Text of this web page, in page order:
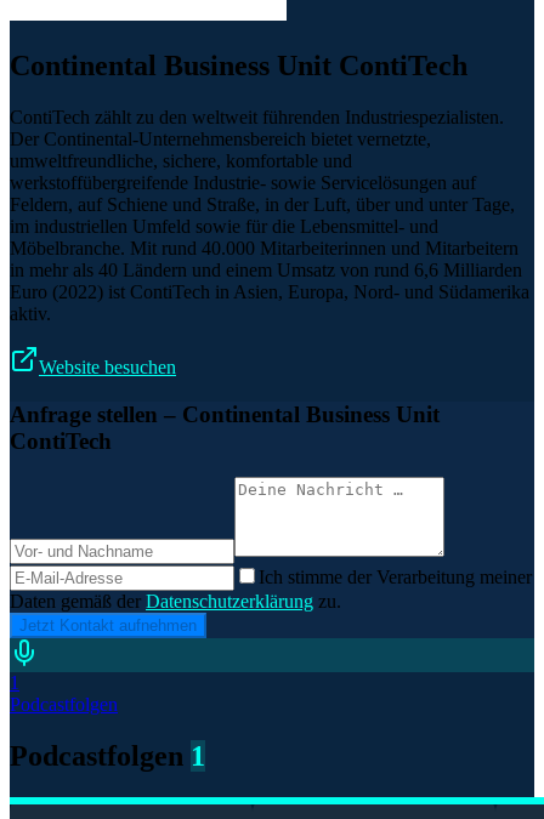
Continental Business Unit ContiTech
ContiTech zählt zu den weltweit führenden Industriespezialisten.
Der Continental-Unternehmensbereich bietet vernetzte,
umweltfreundliche, sichere, komfortable und
werkstoffübergreifende Industrie- sowie Servicelösungen auf
Feldern, auf Schiene und Straße, in der Luft, über und unter Tage,
im industriellen Umfeld sowie für die Lebensmittel- und
Möbelbranche. Mit rund 40.000 Mitarbeiterinnen und Mitarbeitern
in mehr als 40 Ländern und einem Umsatz von rund 6,6 Milliarden
Euro (2022) ist ContiTech in Asien, Europa, Nord- und Südamerika
aktiv.
Website besuchen
Anfrage stellen – Continental Business Unit
ContiTech
Ich stimme der Verarbeitung meiner
Daten gemäß der Datenschutzerklärung zu.
Jetzt Kontakt aufnehmen
1
Podcastfolgen
Podcastfolgen 1